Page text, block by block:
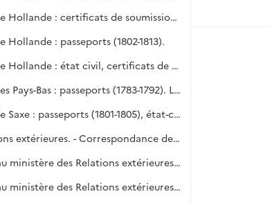
Légation française de Hollande : certificats de soumission (1797-1803), passeports (1777-1803).
Hollande : passeports (1802-1813).
Légation française de Hollande : état civil, certificats de vie, pièces diverses (1800-1813).
Légation française des Pays-Bas : passeports (1783-1792). Légation française de Basse-Saxe : passeports (1800-1808), registres divers (1796-1810).
Légation française de Saxe : passeports (1801-1805), état-civil (1801-1802). Légation française de Toscane : état civil (1796-1802), passeports (1801-1808).
Ministère des Relations extérieures. - Correspondance de principes (1760-1826). Pièces isolées : passeports délivrés (1775-1905).
Passeports délivrés au ministère des Relations extérieures (1798-1809).
Passeports délivrés au ministère des Relations extérieures : pièces justificatives, passeports délivrés (1799-1800).